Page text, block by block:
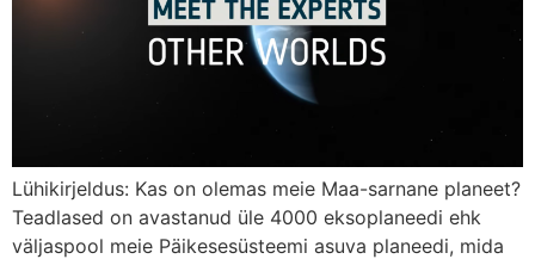
Lühikirjeldus: Kas on olemas meie Maa-sarnane planeet?
Teadlased on avastanud üle 4000 eksoplaneedi ehk
väljaspool meie Päikesesüsteemi asuva planeedi, mida